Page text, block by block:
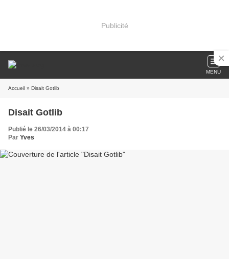
Publicité
MENU
Accueil » Disait Gotlib
Disait Gotlib
Publié le 26/03/2014 à 00:17
Par Yves